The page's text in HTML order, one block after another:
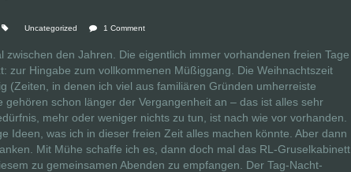
Uncategorized 1 Comment
zwischen den Jahren. Die eigentlich immer vorhandenen freien Tage
zur Hingabe zum vollkommenen Müßiggang. Die Weihnachtszeit
(Zeiten, in denen ich viel aus familiären Gründen umherreiste
schon länger der Vergangenheit an – das ist alles sehr
mehr oder weniger nichts zu tun, ist nach wie vor vorhanden.
Ideen, was ich in dieser freien Zeit alles machen könnte. Aber dann
Mit Mühe schaffe ich es, dann doch mal das RL-Gruselkabinett
zu gemeinsamen Abenden zu empfangen. Der Tag-Nacht-